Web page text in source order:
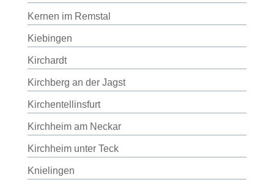
Kernen im Remstal
Kiebingen
Kirchardt
Kirchberg an der Jagst
Kirchentellinsfurt
Kirchheim am Neckar
Kirchheim unter Teck
Knielingen